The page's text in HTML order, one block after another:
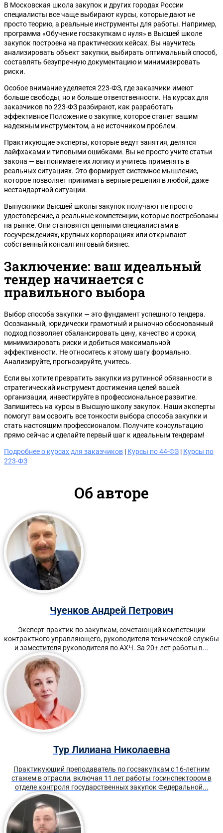
В Московская школа закупок и других городах России
специалисты все чаще выбирают курсы, которые дают не
просто теорию, а реальные инструменты для работы. Например,
программа «Обучение госзакупкам с нуля» в Высшей школе
закупок построена на практических кейсах. Вы научитесь
анализировать объект закупки, выбирать оптимальный способ,
составлять безупречную документацию и минимизировать
риски.
Особое внимание уделяется 223-ФЗ, где заказчики имеют
больше свободы, но и больше ответственности. На курсах для
заказчиков по 223-ФЗ разбирают, как разработать
эффективное Положение о закупке, которое станет вашим
надежным инструментом, а не источником проблем.
Практикующие эксперты, которые ведут занятия, делятся
лайфхаками и типовыми ошибками. Вы не просто учите статьи
закона — вы понимаете их логику и учитесь применять в
реальных ситуациях. Это формирует системное мышление,
которое позволяет принимать верные решения в любой, даже
нестандартной ситуации.
Выпускники Высшей школы закупок получают не просто
удостоверение, а реальные компетенции, которые востребованы
на рынке. Они становятся ценными специалистами в
госучреждениях, крупных корпорациях или открывают
собственный консалтинговый бизнес.
Заключение: ваш идеальный
тендер начинается с
правильного выбора
Выбор способа закупки — это фундамент успешного тендера.
Осознанный, юридически грамотный и рыночно обоснованный
подход позволяет сбалансировать цену, качество и сроки,
минимизировать риски и добиться максимальной
эффективности. Не относитесь к этому шагу формально.
Анализируйте, прогнозируйте, учитесь.
Если вы хотите превратить закупки из рутинной обязанности в
стратегический инструмент достижения целей вашей
организации, инвестируйте в профессиональное развитие.
Запишитесь на курсы в Высшую школу закупок. Наши эксперты
помогут вам освоить все тонкости выбора способа закупки и
стать настоящим профессионалом. Получите консультацию
прямо сейчас и сделайте первый шаг к идеальным тендерам!
Подробнее о курсах для заказчиков | Курсы по 44-ФЗ | Курсы по
223-ФЗ
Об авторе
Чуенков Андрей Петрович
Эксперт-практик по закупкам, сочетающий компетенции
контрактного управляющего, руководителя технической службы
и заместителя руководителя по АХЧ. За 20+ лет работы в...
Тур Лилиана Николаевна
Практикующий преподаватель по госзакупкам с 16-летним
стажем в отрасли, включая 11 лет работы госинспектором в
отделе контроля государственных закупок Федеральной...